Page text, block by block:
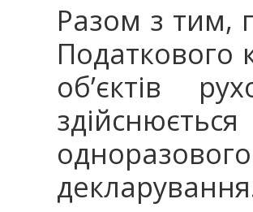
Разом з тим,
Податкового
об’єктів